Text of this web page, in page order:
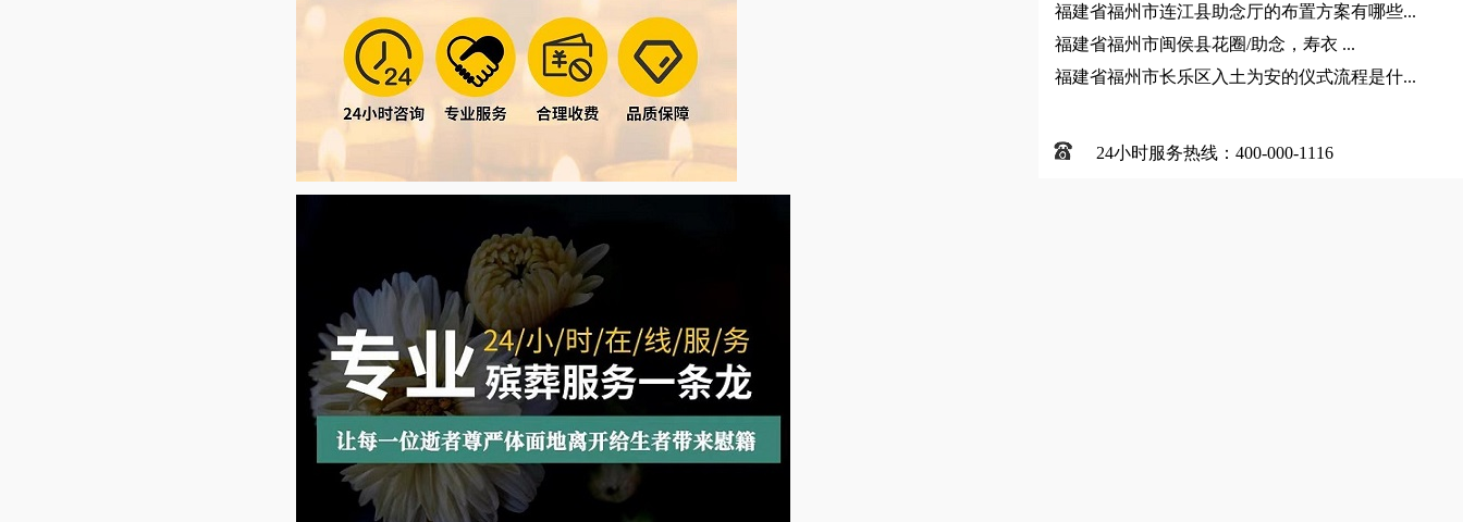
福建省福州市连江县助念厅的布置方案有哪些...
福建省福州市闽侯县花圈/助念，寿衣 ...
福建省福州市长乐区入土为安的仪式流程是什...
24小时服务热线：400-000-1116